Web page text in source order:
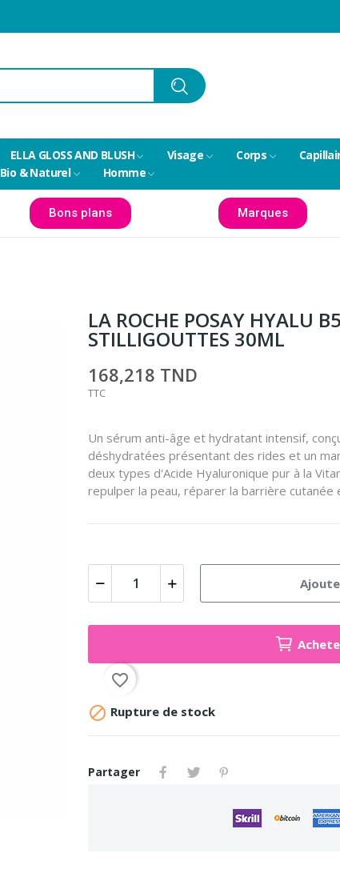
ELLA GLOSS AND BLUSH Visage Corps
Bio & Naturel Homme
Bons plans Marques
LA ROCHE POSAY HYALU
STILLIGOUTTES 30ML
168,218 TND
TTC
Un sérum anti-âge et hydratant intensif,
déshydratées présentant des rides et un
deux types d'Acide Hyaluronique pur à la
repulper la peau, réparer la barrière
favorite_border
 Rupture de stock
Partager